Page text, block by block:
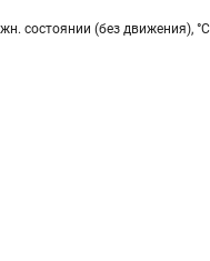
состоянии (без движения), °C